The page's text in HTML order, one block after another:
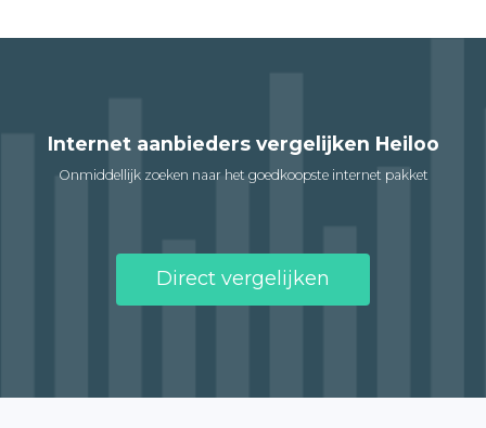
Internet aanbieders vergelijken Heiloo
Onmiddellijk zoeken naar het goedkoopste internet pakket
Direct vergelijken